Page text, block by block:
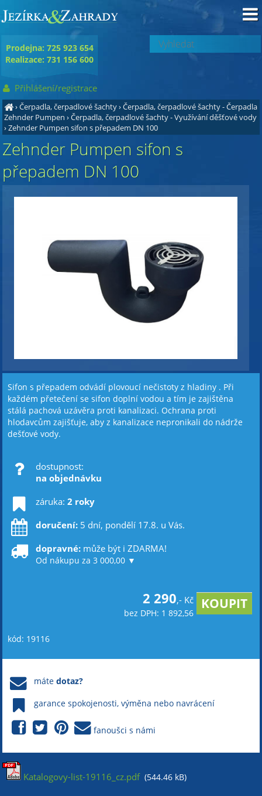
›Čerpadla, čerpadlové šachty›Čerpadla, čerpadlové šachty - Čerpadla
Zehnder Pumpen ›Čerpadla, čerpadlové šachty - Využívání děšťové vody
›Zehnder Pumpen sifon s přepadem DN 100
Zehnder Pumpen sifon s
přepadem DN 100
Sifon s přepadem odvádí plovoucí nečistoty z hladiny . Při
každém přetečení se sifon doplní vodou a tím je zajištěna
stálá pachová uzávěra proti kanalizaci. Ochrana proti
hlodavcům zajišťuje, aby z kanalizace nepronikali do nádrže
dešťové vody.
dostupnost:
na objednávku
záruka: 2 roky
doručení: 5 dní, pondělí 17.8. u Vás.
dopravné: může být i ZDARMA!
Od nákupu za 3 000,00 ▼
2 290,- Kč
bez DPH: 1 892,56
kód: 19116
mátedotaz?
garance spokojenosti, výměna nebo navrácení
fanoušci s námi
Katalogovy-list-19116_cz.pdf (544.46 kB)
Prodejna: 725 923 654
Realizace: 731 156 600
Přihlášení/registrace